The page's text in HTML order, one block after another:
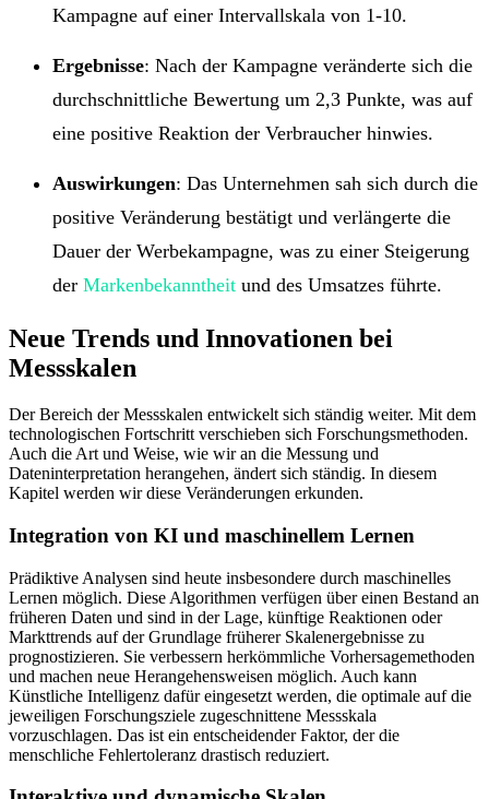
Kampagne auf einer Intervallskala von 1-10.
Ergebnisse: Nach der Kampagne veränderte sich die
durchschnittliche Bewertung um 2,3 Punkte, was auf
eine positive Reaktion der Verbraucher hinwies.
Auswirkungen: Das Unternehmen sah sich durch die
positive Veränderung bestätigt und verlängerte die
Dauer der Werbekampagne, was zu einer Steigerung
der Markenbekanntheit und des Umsatzes führte.
Neue Trends und Innovationen bei
Messskalen
Der Bereich der Messskalen entwickelt sich ständig weiter. Mit dem
technologischen Fortschritt verschieben sich Forschungsmethoden.
Auch die Art und Weise, wie wir an die Messung und
Dateninterpretation herangehen, ändert sich ständig. In diesem
Kapitel werden wir diese Veränderungen erkunden.
Integration von KI und maschinellem Lernen
Prädiktive Analysen sind heute insbesondere durch maschinelles
Lernen möglich. Diese Algorithmen verfügen über einen Bestand an
früheren Daten und sind in der Lage, künftige Reaktionen oder
Markttrends auf der Grundlage früherer Skalenergebnisse zu
prognostizieren. Sie verbessern herkömmliche Vorhersagemethoden
und machen neue Herangehensweisen möglich. Auch kann
Künstliche Intelligenz dafür eingesetzt werden, die optimale auf die
jeweiligen Forschungsziele zugeschnittene Messskala
vorzuschlagen. Das ist ein entscheidender Faktor, der die
menschliche Fehlertoleranz drastisch reduziert.